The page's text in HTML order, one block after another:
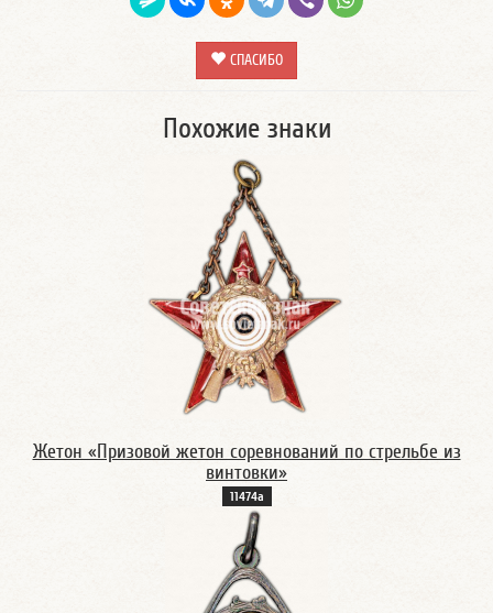
СПАСИБО
Похожие знаки
Жетон «Призовой жетон соревнований по стрельбе из
винтовки»
11474а